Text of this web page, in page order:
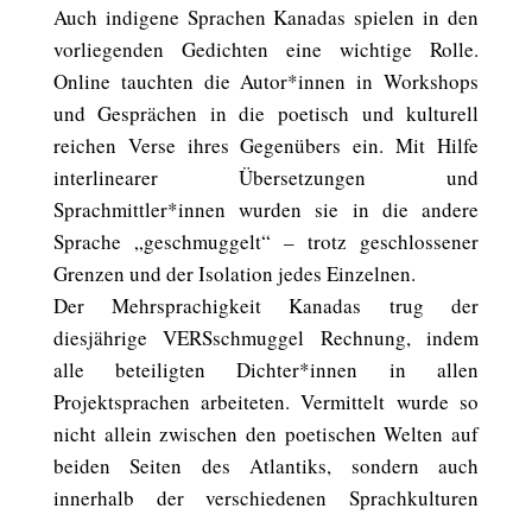
Auch indigene Sprachen Kanadas spielen in den
vorliegenden Gedichten eine wichtige Rolle.
Online tauchten die Autor*innen in Workshops
und Gesprächen in die poetisch und kulturell
reichen Verse ihres Gegenübers ein. Mit Hilfe
interlinearer Übersetzungen und
Sprachmittler*innen wurden sie in die andere
Sprache „geschmuggelt“ – trotz geschlossener
Grenzen und der Isolation jedes Einzelnen.
Der Mehrsprachigkeit Kanadas trug der
diesjährige VERSschmuggel Rechnung, indem
alle beteiligten Dichter*innen in allen
Projektsprachen arbeiteten. Vermittelt wurde so
nicht allein zwischen den poetischen Welten auf
beiden Seiten des Atlantiks, sondern auch
innerhalb der verschiedenen Sprachkulturen